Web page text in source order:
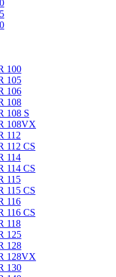
100
105
106
108
108 S
108VX
112
112 CS
114
114 CS
115
115 CS
116
116 CS
118
125
128
128VX
130